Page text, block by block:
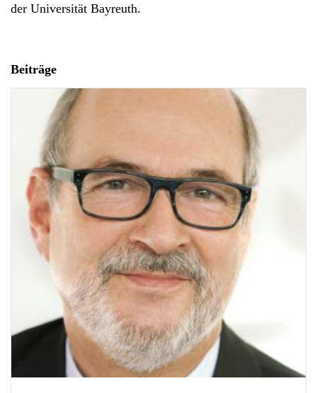
der Universität Bayreuth.
Beiträge